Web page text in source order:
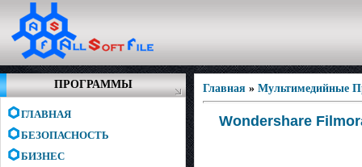
ПРОГРАММЫ
ГЛАВНАЯ
БЕЗОПАСНОСТЬ
БИЗНЕС
Главная » Мультимедийные
Wondershare